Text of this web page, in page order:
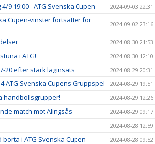
9 19:00 - ATG Svenska Cupen 2024-09-03 22:31
Cupen-vinster fortsätter för
2024-09-02 23:16
2024-08-30 21:53
i ATG! 2024-08-30 12:10
20 efter stark laginsats 2024-08-29 20:31
ATG Svenska Cupens Gruppspel 2024-08-29 19:51
handbollsgrupper! 2024-08-29 12:26
match mot Alingsås 2024-08-29 09:17
2024-08-28 12:59
borta i ATG Svenska Cupen 2024-08-28 09:52